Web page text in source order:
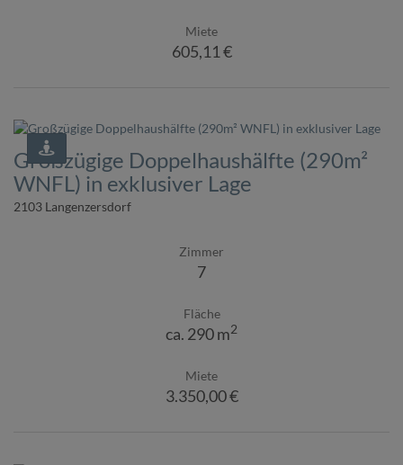
Miete
605,11 €
Großzügige Doppelhaushälfte (290m²
WNFL) in exklusiver Lage
2103 Langenzersdorf
Zimmer
7
Fläche
ca. 290 m2
Miete
3.350,00 €